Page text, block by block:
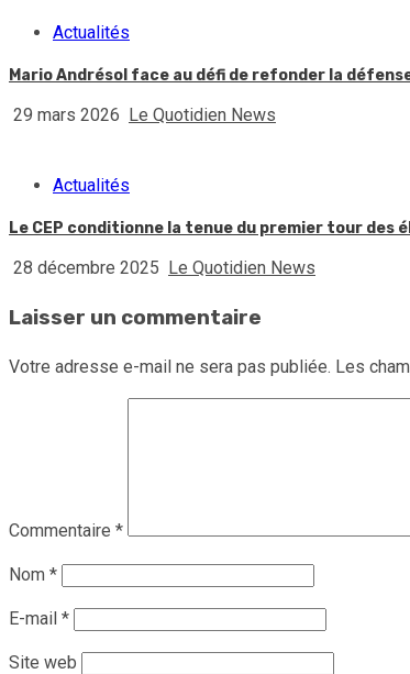
Actualités
Mario Andrésol face au défi de refonder la
29 mars 2026 Le Quotidien News
Actualités
Le CEP conditionne la tenue du premier tour
28 décembre 2025 Le Quotidien News
Laisser un commentaire
Votre adresse e-mail ne sera pas publiée. Les
Commentaire *
Nom *
E-mail *
Site web